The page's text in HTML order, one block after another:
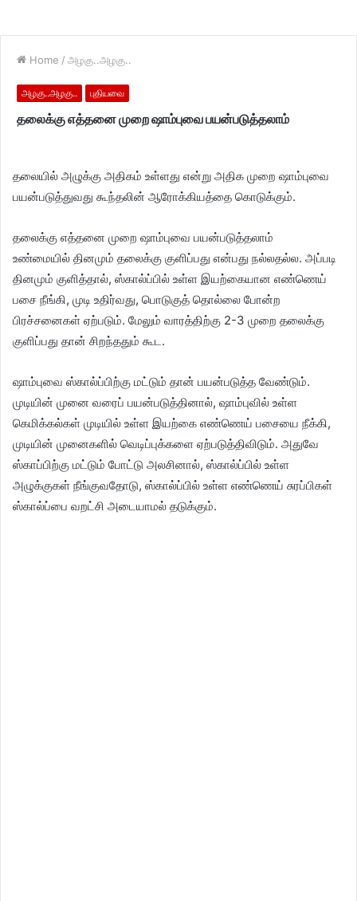
Home / அழகு..அழகு..
அழகு..அழகு.. புதியவை
தலைக்கு எத்தனை முறை ஷாம்புவை பயன்படுத்தலாம்
தலையில் அழுக்கு அதிகம் உள்ளது என்று அதிக முறை ஷாம்புவை
பயன்படுத்துவது கூந்தலின் ஆரோக்கியத்தை கொடுக்கும்.
தலைக்கு எத்தனை முறை ஷாம்புவை பயன்படுத்தலாம்
உண்மையில் தினமும் தலைக்கு குளிப்பது என்பது நல்லதல்ல. அப்படி
தினமும் குளித்தால், ஸ்கால்ப்பில் உள்ள இயற்கையான எண்ணெய்
பசை நீங்கி, முடி உதிர்வது, பொடுகுத் தொல்லை போன்ற
பிரச்சனைகள் ஏற்படும். மேலும் வாரத்திற்கு 2-3 முறை தலைக்கு
குளிப்பது தான் சிறந்ததும் கூட.
ஷாம்புவை ஸ்கால்ப்பிற்கு மட்டும் தான் பயன்படுத்த வேண்டும்.
முடியின் முனை வரைப் பயன்படுத்தினால், ஷாம்புவில் உள்ள
கெமிக்கல்கள் முடியில் உள்ள இயற்கை எண்ணெய் பசையை நீக்கி,
முடியின் முனைகளில் வெடிப்புக்களை ஏற்படுத்திவிடும். அதுவே
ஸ்காப்பிற்கு மட்டும் போட்டு அலசினால், ஸ்கால்ப்பில் உள்ள
அழுக்குகள் நீங்குவதோடு, ஸ்கால்ப்பில் உள்ள எண்ணெய் சுரப்பிகள்
ஸ்கால்ப்பை வறட்சி அடையாமல் தடுக்கும்.